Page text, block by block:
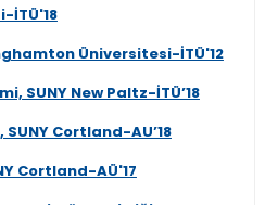
İTÜ'18
Üniversitesi-İTÜ'12
SUNY New Paltz-İTÜ’18
SUNY Cortland-AU’18
Cortland-AÜ'17